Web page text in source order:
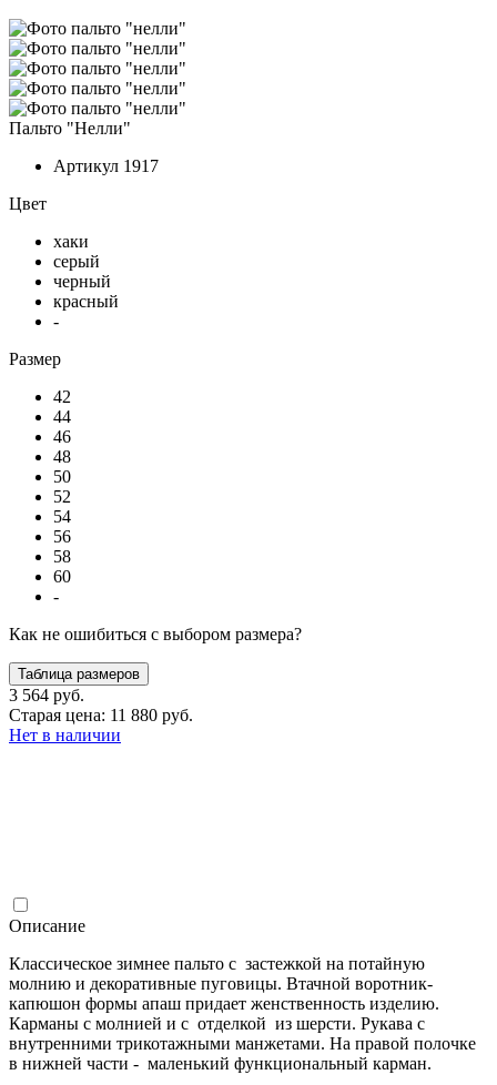
Пальто "Нелли"
Артикул 1917
Цвет
хаки
серый
черный
красный
-
Размер
42
44
46
48
50
52
54
56
58
60
-
Как не ошибиться с выбором размера?
Таблица размеров
3 564 руб.
Старая цена: 11 880 руб.
Нет в наличии
Описание
Классическое зимнее пальто с застежкой на потайную
молнию и декоративные пуговицы. Втачной воротник-
капюшон формы апаш придает женственность изделию.
Карманы с молнией и с отделкой из шерсти. Рукава с
внутренними трикотажными манжетами. На правой полочке
в нижней части - маленький функциональный карман.